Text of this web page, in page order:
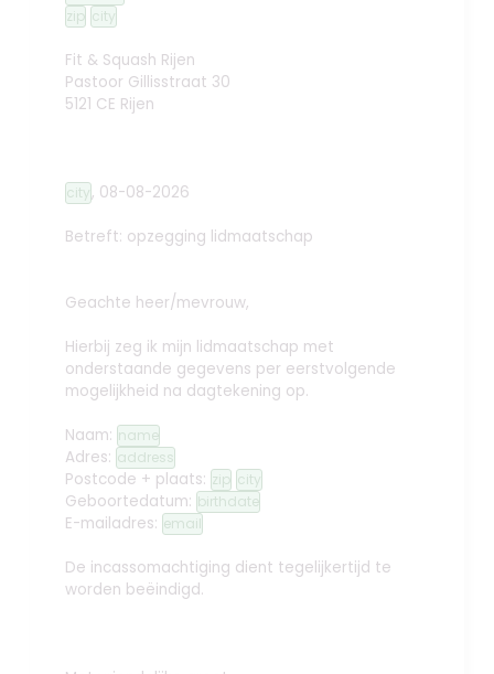
zip city
Fit & Squash Rijen
Pastoor Gillisstraat 30
5121 CE Rijen
city, 08-08-2026
Betreft: opzegging lidmaatschap
Geachte heer/mevrouw,
Hierbij zeg ik mijn lidmaatschap met
onderstaande gegevens per eerstvolgende
mogelijkheid na dagtekening op.
Naam: name
Adres: address
Postcode + plaats: zip city
Geboortedatum: birthdate
E-mailadres: email
De incassomachtiging dient tegelijkertijd te
worden beëindigd.